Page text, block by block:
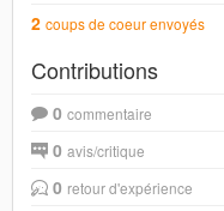
2 coups de coeur envoyés
Contributions
0 commentaire
0 avis/critique
0 retour d'expérience